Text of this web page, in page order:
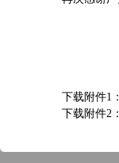
下载附件1：
下载附件2：
6.0